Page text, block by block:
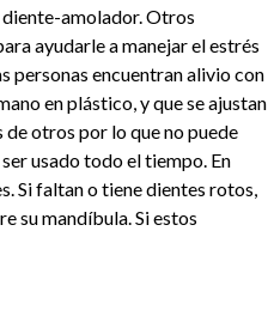
diente-amolador. Otros
ayudarle a manejar el estrés
personas encuentran alivio con
en plástico, y que se ajustan
otros por lo que no puede
usado todo el tiempo. En
Si faltan o tiene dientes rotos,
su mandíbula. Si estos